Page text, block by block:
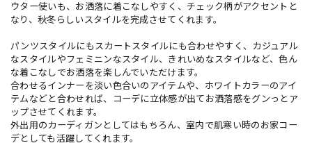
ウター使いも、お洒落に着こなしやすく、チェック柄がアクセントと
なり、秋冬らしいスタイルを完成させてくれます。
パンツスタイルにもスカートスタイルにも合わせやすく、カジュアル
なスタイルやフェミニンなスタイル、きれいめなスタイルなど、色ん
な着こなしでお洒落を楽しんでいただけます。
合わせるインナーを淡い色合いのアイテムや、ホワイトカラーのアイ
テムなどと合わせれば、コーデに立体感が出てお洒落感をグンっとア
ップさせてくれます。
外出用のカーディガンとしてはもちろん、室内で肌寒い時のお家コー
デとしても活躍してくれます。